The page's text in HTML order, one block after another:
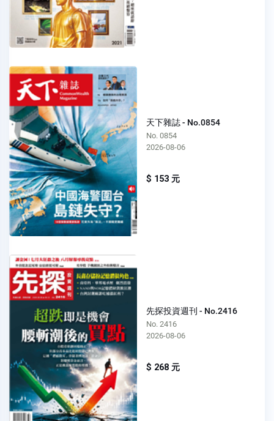
天下雜誌 - No.0854
No. 0854
2026-08-06
$ 153 元
先探投資週刊 - No.2416
No. 2416
2026-08-06
$ 268 元